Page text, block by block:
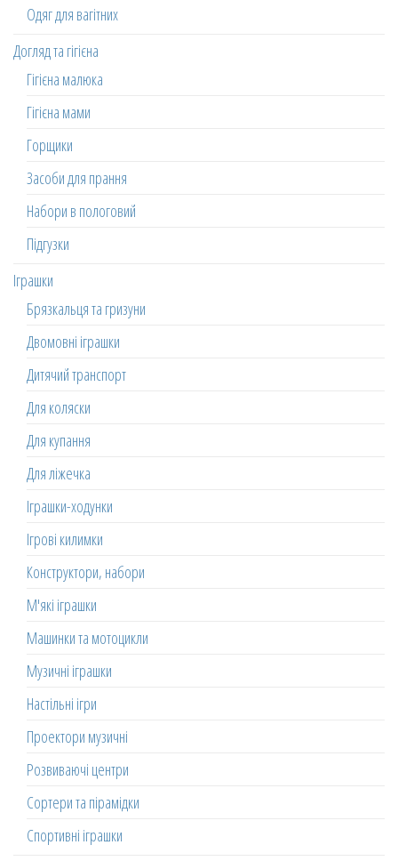
Одяг для вагітних
Догляд та гігієна
Гігієна малюка
Гігієна мами
Горщики
Засоби для прання
Набори в пологовий
Підгузки
Іграшки
Брязкальця та гризуни
Двомовні іграшки
Дитячий транспорт
Для коляски
Для купання
Для ліжечка
Іграшки-ходунки
Ігрові килимки
Конструктори, набори
М'які іграшки
Машинки та мотоцикли
Музичні іграшки
Настільні ігри
Проектори музичні
Розвиваючі центри
Сортери та пірамідки
Спортивні іграшки